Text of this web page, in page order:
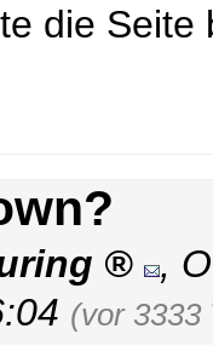
die Seite
,
(vor 3333